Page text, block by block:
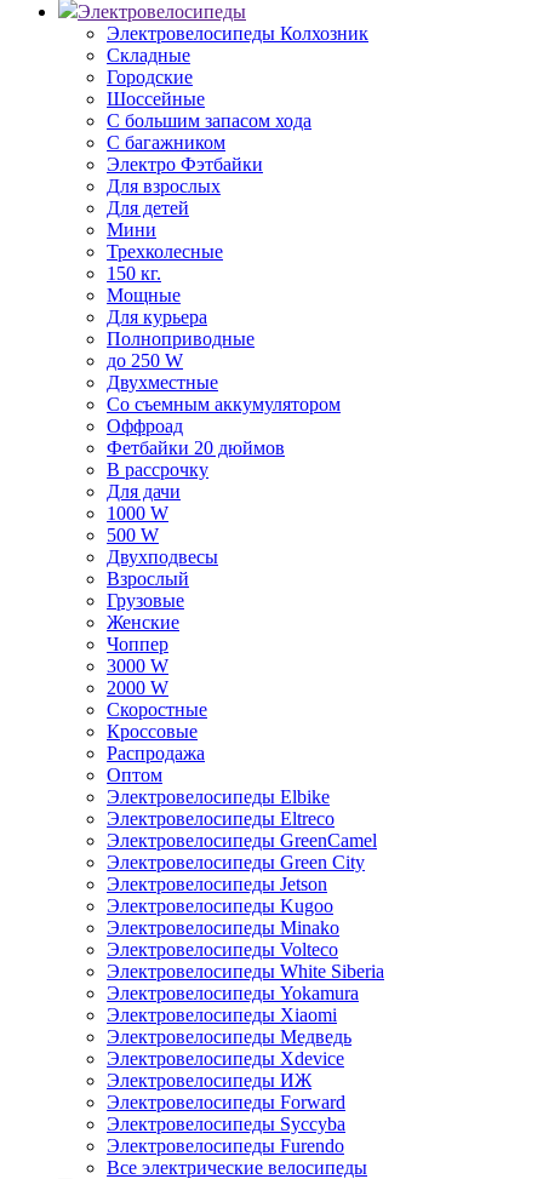
Электровелосипеды
Электровелосипеды Колхозник
Складные
Городские
Шоссейные
С большим запасом хода
С багажником
Электро Фэтбайки
Для взрослых
Для детей
Мини
Трехколесные
150 кг.
Мощные
Для курьера
Полноприводные
до 250 W
Двухместные
Со съемным аккумулятором
Оффроад
Фетбайки 20 дюймов
В рассрочку
Для дачи
1000 W
500 W
Двухподвесы
Взрослый
Грузовые
Женские
Чоппер
3000 W
2000 W
Скоростные
Кроссовые
Распродажа
Оптом
Электровелосипеды Elbike
Электровелосипеды Eltreco
Электровелосипеды GreenCamel
Электровелосипеды Green City
Электровелосипеды Jetson
Электровелосипеды Kugoo
Электровелосипеды Minako
Электровелосипеды Volteco
Электровелосипеды White Siberia
Электровелосипеды Yokamura
Электровелосипеды Xiaomi
Электровелосипеды Медведь
Электровелосипеды Xdevice
Электровелосипеды ИЖ
Электровелосипеды Forward
Электровелосипеды Syccyba
Электровелосипеды Furendo
Все электрические велосипеды